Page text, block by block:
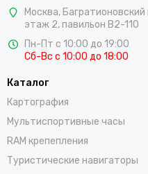
Москва,
этаж 2, павильон B2-110
Пн-Пт с 10:00 до 19:00
Сб-Вс с 10:00 до 18:00
Каталог
Картография
Мультиспортивные часы
RAM крепепления
Туристические навигаторы